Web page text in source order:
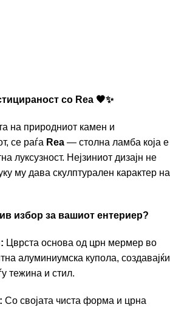
со Rea 🖤✨
на природниот камен и
се раѓа Rea — столна ламба која е
луксузност. Нејзиниот дизајн не
му дава скулптурален карактер на
избор за вашиот ентериер?
Цврста основа од црн мермер во
алуминиумска купола, создавајќи
тежина и стил.
Со својата чиста форма и црна